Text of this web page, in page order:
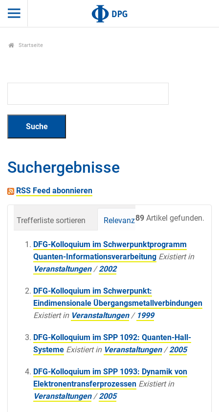
Startseite
Suchergebnisse
RSS Feed abonnieren
89 Artikel gefunden.
Trefferliste sortieren Relevanz Datum
DFG-Kolloquium im Schwerpunktprogramm
Quanten-Informationsverarbeitung Existiert in
Veranstaltungen /2002
DFG-Kolloquium im Schwerpunkt:
Eindimensionale Übergangsmetallverbindungen
Existiert in Veranstaltungen / 1999
DFG-Kolloquium im SPP 1092: Quanten-Hall-
Systeme Existiert in Veranstaltungen /2005
DFG-Kolloquium im SPP 1093: Dynamik von
Elektronentransferprozessen Existiert in
Veranstaltungen /2005